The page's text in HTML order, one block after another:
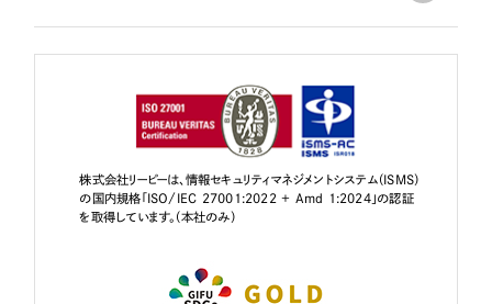
株式会社リーピーは、情報セキュリティマネジメントシステム（ISMS）
の国内規格「ISO/IEC 27001:2022 + Amd 1:2024」の認証
を取得しています。（本社のみ）